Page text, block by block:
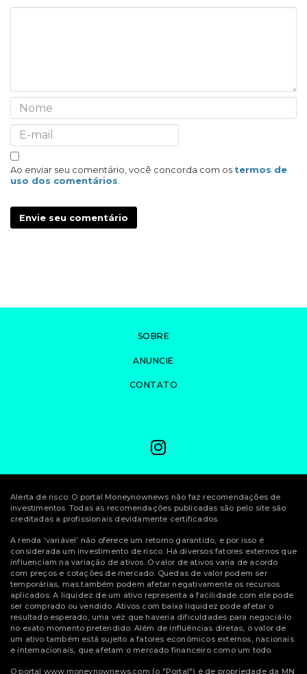
Ao enviar seu comentário, você concorda com os termos de
uso dos comentários.
Envie seu comentário
SOBRE
ANUNCIE
CONTATO
Alerta de risco: O portal Moneynownews não faz recomendações de
investimentos. Todas as recomendações publicadas são pelo site são
creditadas a profissionais devidamente certificados.
A renda ‘variável’ não oferece um retorno garantido, e por isso é
considerada um investimento de risco. Há diversos fatores externos que
influenciam na variação de ativos. O valor de ativos varia de acordo
com preços e cotações de mercado. Quedas de valor podem ser
temporárias, mas também podem afetar negativamente os recursos
aplicados. A liquidez de um ativo representa a facilidade com ele pode
ser comprado ou vendido. Ativos com baixa liquidez pode afetar o
resultado esperado, uma vez que haveria dificuldades para negociá-lo
no exato momento pretendido. Além de influências diretas, o valor de
um ativo também está sujeito a fatores econômicos externos, nacionais
e internacionais, que afetam o mercado financeiro como um todo.
O portal www.moneynownews.com (o "Portal") é de propriedade da MN